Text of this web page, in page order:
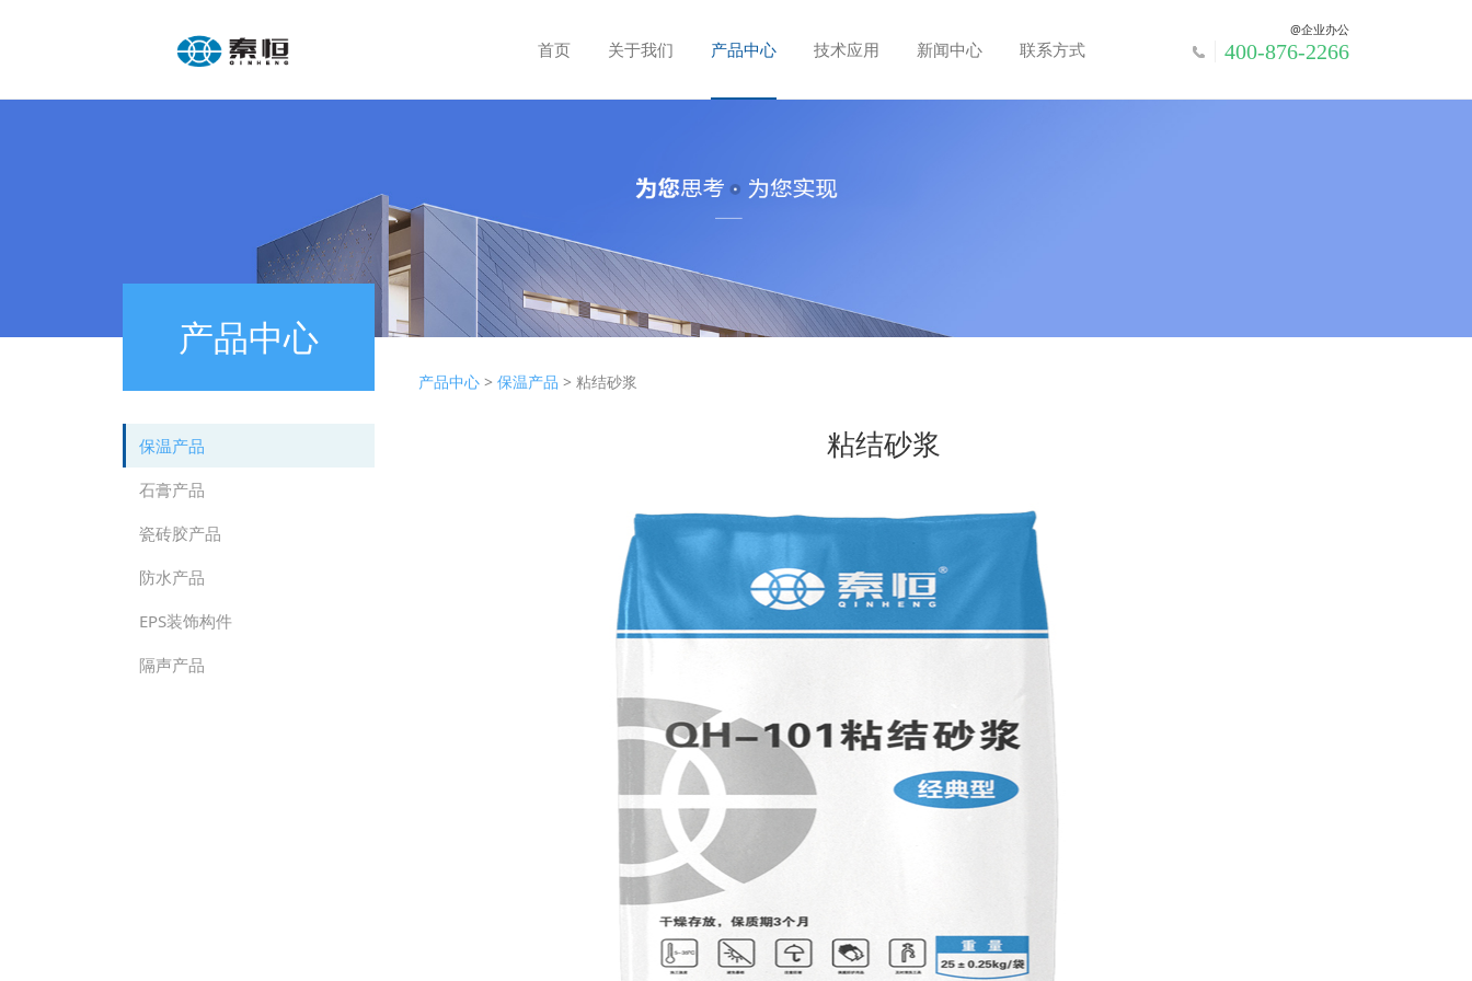
首页 关于我们 产品中心 技术应用 新闻中心 联系方式
@企业办公
400-876-2266
产品中心
保温产品
石膏产品
瓷砖胶产品
防水产品
EPS装饰构件
隔声产品
粘结砂浆
产品中心 > 保温产品 > 粘结砂浆
粘结砂浆